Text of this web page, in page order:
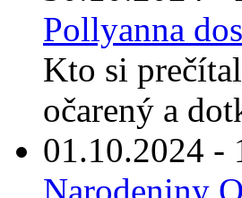
Pollyanna
Kto si
očarený a
01.10.2024 -